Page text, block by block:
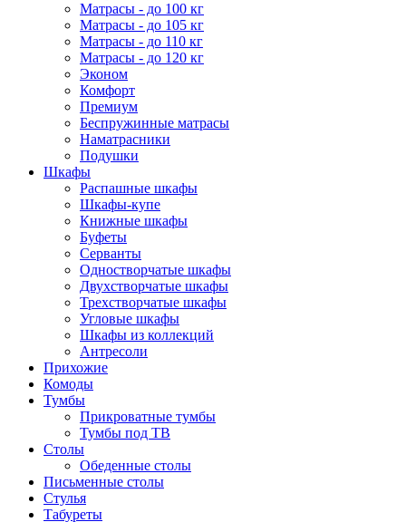
Матрасы - до 100 кг
Матрасы - до 105 кг
Матрасы - до 110 кг
Матрасы - до 120 кг
Эконом
Комфорт
Премиум
Беспружинные матрасы
Наматрасники
Подушки
Шкафы
Распашные шкафы
Шкафы-купе
Книжные шкафы
Буфеты
Серванты
Одностворчатые шкафы
Двухстворчатые шкафы
Трехстворчатые шкафы
Угловые шкафы
Шкафы из коллекций
Антресоли
Прихожие
Комоды
Тумбы
Прикроватные тумбы
Тумбы под ТВ
Столы
Обеденные столы
Письменные столы
Стулья
Табуреты